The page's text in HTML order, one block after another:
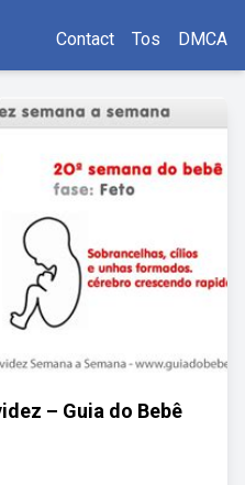
Contact Tos DMCA
– Guia do Bebê